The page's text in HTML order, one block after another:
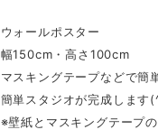
ウォールポスター
幅150cm・高さ100cm
マスキングテープなどで簡
簡単スタジオが完成します
※壁紙とマスキングテープ